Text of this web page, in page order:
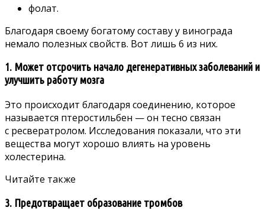
фолат.
Благодаря своему богатому составу у винограда
немало полезных свойств. Вот лишь 6 из них.
1. Может отсрочить начало дегенеративных заболеваний и
улучшить работу мозга
Это происходит благодаря соединению, которое
называется птеростильбен — он тесно связан
с ресвератролом. Исследования показали, что эти
вещества могут хорошо влиять на уровень
холестерина.
Читайте также
3. Предотвращает образование тромбов